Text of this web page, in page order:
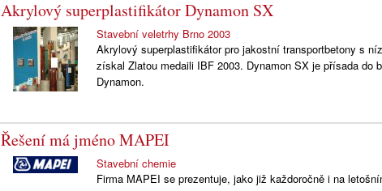
Akrylový superplastifikátor Dynamon SX
Stavební veletrhy Brno 2003
Akrylový superplastifikátor pro jakostní transportbetony s
získal Zlatou medaili IBF 2003. Dynamon SX je přísada do
Dynamon.
Řešení má jméno MAPEI
Stavební chemie
Firma MAPEI se prezentuje, jako již každoročně i na